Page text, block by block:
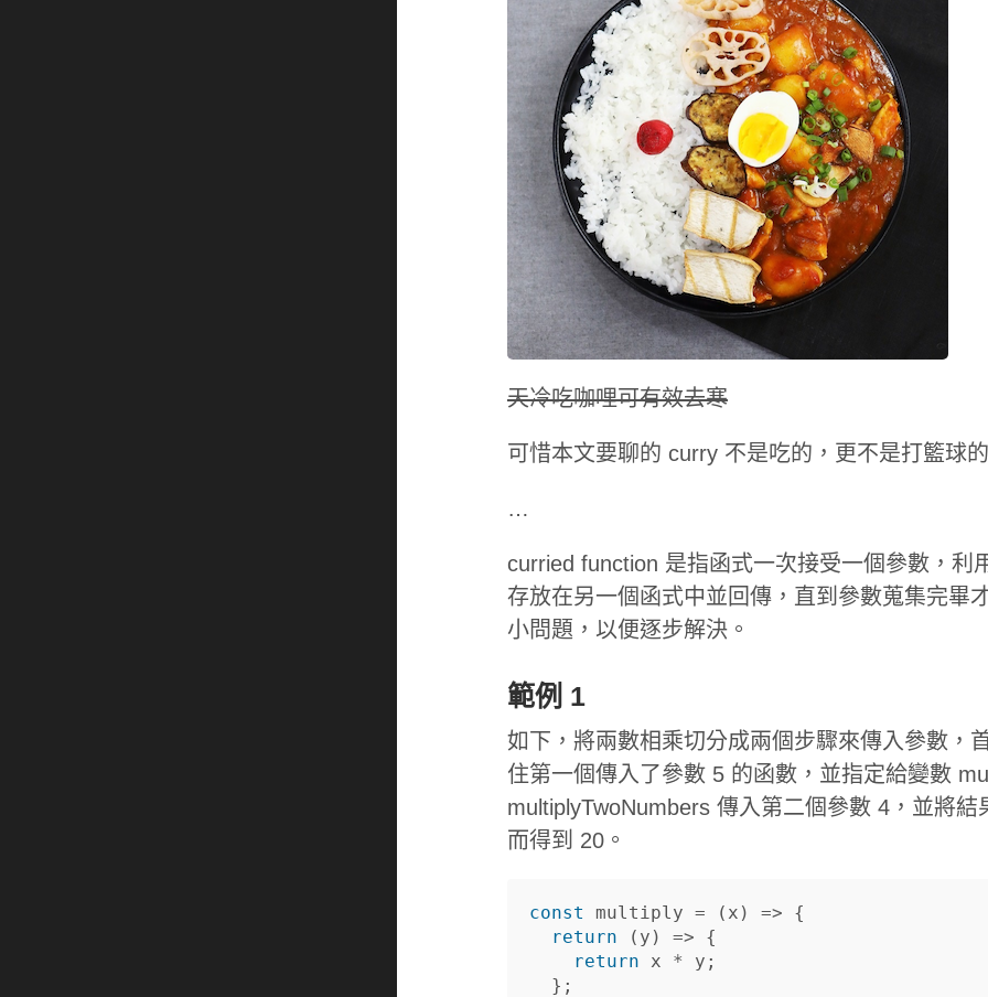
天冷吃咖哩可有效去寒
可惜本文要聊的 curry 不是吃的，更不是打籃球
…
curried function 是指函式一次接受一個參數，利
存放在另一個函式中並回傳，直到參數蒐集完畢
小問題，以便逐步解決。
範例 1
如下，將兩數相乘切分成兩個步驟來傳入參數，
住第一個傳入了參數 5 的函數，並指定給變數
multiplyTwoNumbers 傳入第二個參數 4，並將
而得到 20。
const multiply = ( x ) =>
{
return
( y ) =>
{
return
x * y ;
};